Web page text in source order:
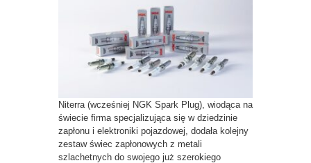
rynek
dziewięć
nowych
świec
zapłonowych
z
metalem
szlachetnym,
aby
znacznie
samochodowego
rynku
wtórnym.
Niterra (wcześniej NGK Spark Plug), wiodąca na
świecie firma specjalizująca się w dziedzinie
zapłonu i elektroniki pojazdowej, dodała kolejny
zestaw świec zapłonowych z metali
szlachetnych do swojego już szerokiego